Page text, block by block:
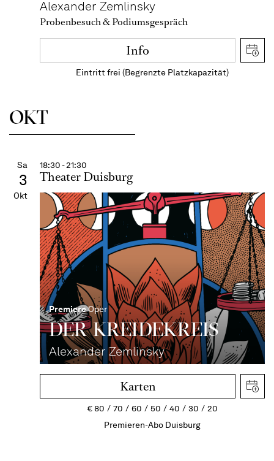
Alexander Zemlinsky
Probenbesuch & Podiumsgespräch
Info
Eintritt frei (Begrenzte Platzkapazität)
OKT
Sa
3
Okt
18:30 - 21:30
Theater Duisburg
PremiereOper
DER KREIDE­KREIS
Alexander Zemlinsky
Karten
€80 70 60 50 40 30
20
Premieren-Abo Duisburg